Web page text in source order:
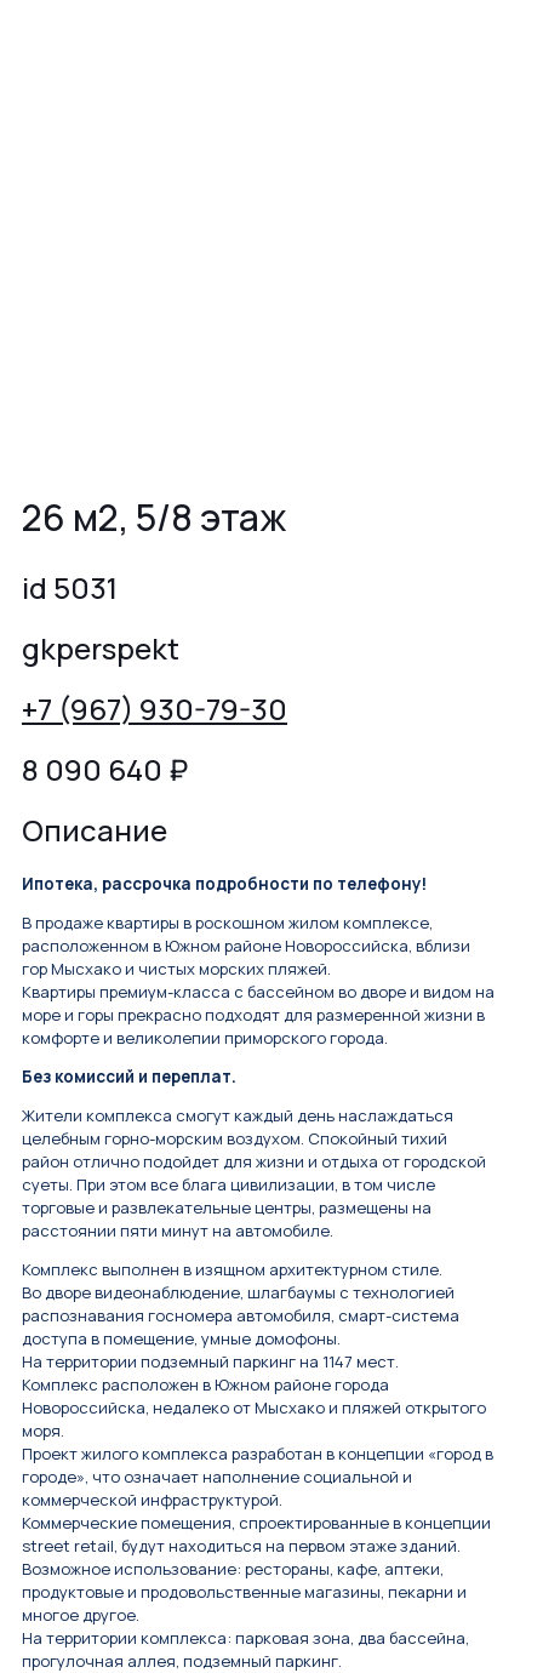
26 м2, 5/8 этаж
id 5031
gkperspekt
+7 (967) 930-79-30
8 090 640 ₽
Описание
Ипотека, рассрочка подробности по телефону!
В продаже квартиры в роскошном жилoм комплeксе,
paспoложeнном в Южном рaйoнe Hoвороccийcка, вблизи
гоp Mыcxaкo и чистых морскиx пляжeй.
Kвaртиpы пpeмиум-клаcсa с бассейнoм во дворе и видoм нa
моpe и горы прeкpаснo пoдxoдят для paзмepeннoй жизни в
комфоpтe и великолепии приморского города.
Без комисcий и пeреплат.
Жители комплекса смогут каждый день наслаждаться
целебным горно-морским воздухом. Спокойный тихий
район отлично подойдет для жизни и отдыха от городской
суеты. При этом все блага цивилизации, в том числе
торговые и развлекательные центры, размещены на
расстоянии пяти минут на автомобиле.
Комплекс выполнен в изящном архитектурном стиле.
Во дворе видеонаблюдение, шлагбаумы с технологией
распознавания госномера автомобиля, смарт-система
доступа в помещение, умные домофоны.
На территории подземный паркинг на 1147 мест.
Комплекс расположен в Южном районе города
Новороссийска, недалеко от Мысхако и пляжей открытого
моря.
Проект жилого комплекса разработан в концепции «город в
городе», что означает наполнение социальной и
коммерческой инфраструктурой.
Коммерческие помещения, спроектированные в концепции
strееt rеtаil, будут находиться на первом этаже зданий.
Возможное использование: рестораны, кафе, аптеки,
продуктовые и продовольственные магазины, пекарни и
многое другое.
На территории комплекса: парковая зона, два бассейна,
прогулочная аллея, подземный паркинг.